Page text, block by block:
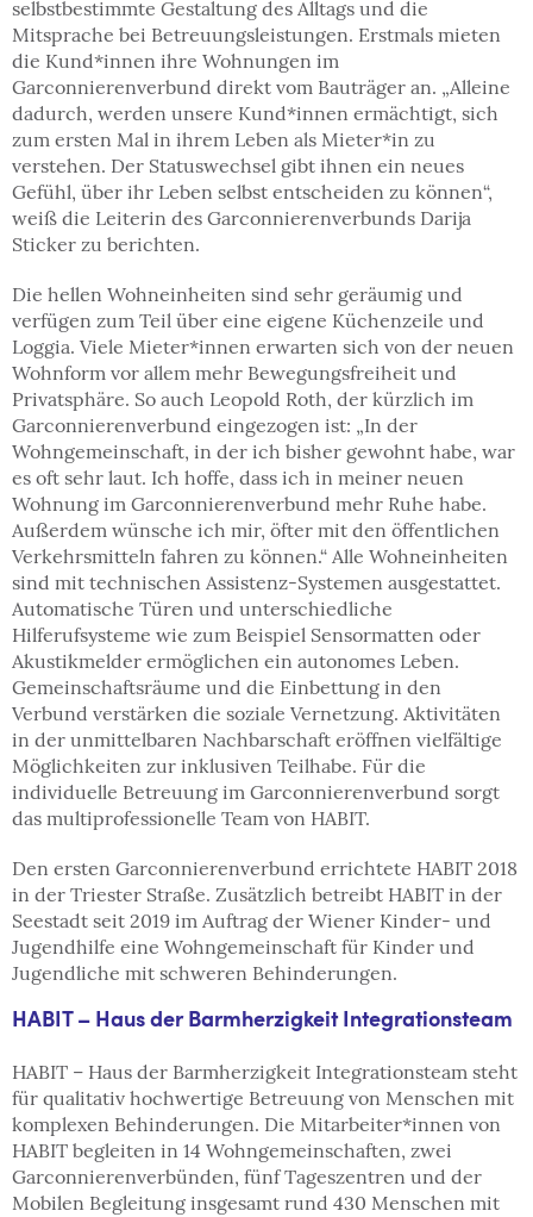
selbstbestimmte Gestaltung des Alltags und die
Mitsprache bei Betreuungsleistungen. Erstmals mieten
die Kund*innen ihre Wohnungen im
Garconnierenverbund direkt vom Bauträger an. „Alleine
dadurch, werden unsere Kund*innen ermächtigt, sich
zum ersten Mal in ihrem Leben als Mieter*in zu
verstehen. Der Statuswechsel gibt ihnen ein neues
Gefühl, über ihr Leben selbst entscheiden zu können“,
weiß die Leiterin des Garconnierenverbunds Darija
Sticker zu berichten.
Die hellen Wohneinheiten sind sehr geräumig und
verfügen zum Teil über eine eigene Küchenzeile und
Loggia. Viele Mieter*innen erwarten sich von der neuen
Wohnform vor allem mehr Bewegungsfreiheit und
Privatsphäre. So auch Leopold Roth, der kürzlich im
Garconnierenverbund eingezogen ist: „In der
Wohngemeinschaft, in der ich bisher gewohnt habe, war
es oft sehr laut. Ich hoffe, dass ich in meiner neuen
Wohnung im Garconnierenverbund mehr Ruhe habe.
Außerdem wünsche ich mir, öfter mit den öffentlichen
Verkehrsmitteln fahren zu können.“ Alle Wohneinheiten
sind mit technischen Assistenz-Systemen ausgestattet.
Automatische Türen und unterschiedliche
Hilferufsysteme wie zum Beispiel Sensormatten oder
Akustikmelder ermöglichen ein autonomes Leben.
Gemeinschaftsräume und die Einbettung in den
Verbund verstärken die soziale Vernetzung. Aktivitäten
in der unmittelbaren Nachbarschaft eröffnen vielfältige
Möglichkeiten zur inklusiven Teilhabe. Für die
individuelle Betreuung im Garconnierenverbund sorgt
das multiprofessionelle Team von HABIT.
Den ersten Garconnierenverbund errichtete HABIT 2018
in der Triester Straße. Zusätzlich betreibt HABIT in der
Seestadt seit 2019 im Auftrag der Wiener Kinder- und
Jugendhilfe eine Wohngemeinschaft für Kinder und
Jugendliche mit schweren Behinderungen.
HABIT – Haus der Barmherzigkeit Integrationsteam
HABIT – Haus der Barmherzigkeit Integrationsteam steht
für qualitativ hochwertige Betreuung von Menschen mit
komplexen Behinderungen. Die Mitarbeiter*innen von
HABIT begleiten in 14 Wohngemeinschaften, zwei
Garconnierenverbünden, fünf Tageszentren und der
Mobilen Begleitung insgesamt rund 430 Menschen mit